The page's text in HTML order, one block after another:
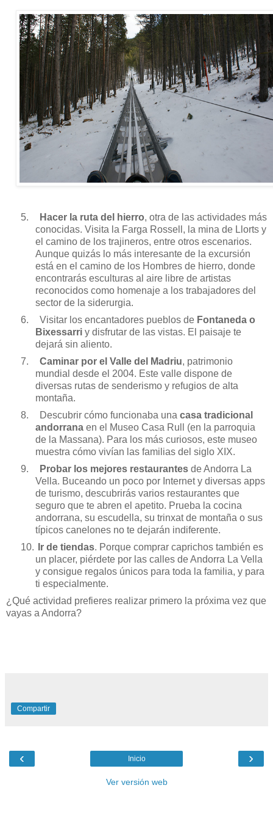
5. Hacer la ruta del hierro, otra de las actividades más
conocidas. Visita la Farga Rossell, la mina de Llorts y
el camino de los trajineros, entre otros escenarios.
Aunque quizás lo más interesante de la excursión
está en el camino de los Hombres de hierro, donde
encontrarás esculturas al aire libre de artistas
reconocidos como homenaje a los trabajadores del
sector de la siderurgia.
6.
Visitar los encantadores pueblos de Fontaneda o
Bixessarriy disfrutar de las vistas. El paisaje te
dejará sin aliento.
7.
Caminar por el Valle del Madriu, patrimonio
mundial desde el 2004. Este valle dispone de
diversas rutas de senderismo y refugios de alta
montaña.
8.
Descubrir cómo funcionaba una casa tradicional
andorranaen el Museo Casa Rull (en la parroquia
de la Massana). Para los más curiosos, este museo
muestra cómo vivían las familias del siglo XIX.
9.
Probar los mejores restaurantesde Andorra La
Vella. Buceando un poco por Internet y diversas apps
de turismo, descubrirás varios restaurantes que
seguro que te abren el apetito. Prueba la cocina
andorrana, su escudella, su trinxat de montaña o sus
típicos canelones no te dejarán indiferente.
10.
Ir de tiendas. Porque comprar caprichos también es
un placer, piérdete por las calles de Andorra La Vella
y consigue regalos únicos para toda la familia, y para
ti especialmente.
¿Qué actividad prefieres realizar primero la próxima vez que
vayas a Andorra?
Compartir
‹ ›
Inicio
Ver versión web